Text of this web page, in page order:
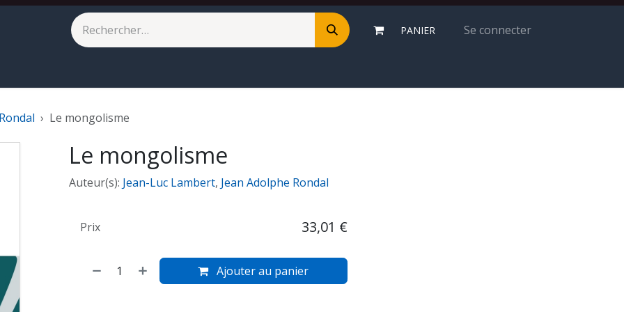
PANIER Se connecter
Le mongolisme
Le mongolisme
Auteur(s): Jean-Luc Lambert, Jean Adolphe Rondal
Ajouter au panier
Prix 33,01 €